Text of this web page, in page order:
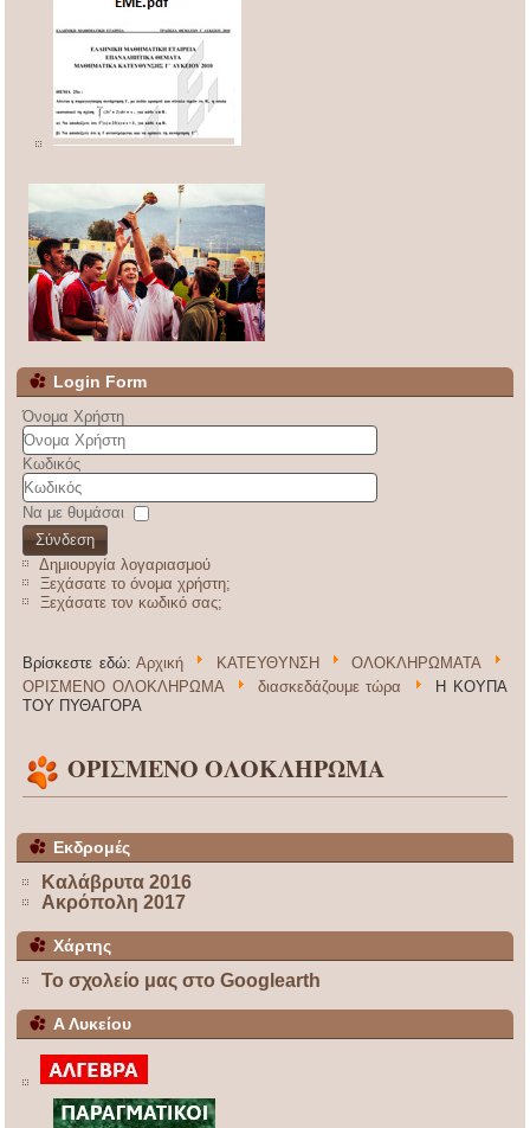
Login Form
Όνομα Χρήστη
Κωδικός
Να με θυμάσαι
Σύνδεση
Δημιουργία λογαριασμού
Ξεχάσατε το όνομα χρήστη;
Ξεχάσατε τον κωδικό σας;
Βρίσκεστε εδώ: Αρχική ΚΑΤΕΥΘΥΝΣΗ
ΟΛΟΚΛΗΡΩΜΑΤΑ
ΟΡΙΣΜΕΝΟ ΟΛΟΚΛΗΡΩΜΑ
διασκεδάζουμε τώρα
Η ΚΟΥΠΑ
ΤΟΥ ΠΥΘΑΓΟΡΑ
ΟΡΙΣΜΕΝΟ ΟΛΟΚΛΗΡΩΜΑ
Εκδρομές
Καλάβρυτα 2016
Ακρόπολη 2017
Χάρτης
Το σχολείο μας στο Googlearth
Α Λυκείου